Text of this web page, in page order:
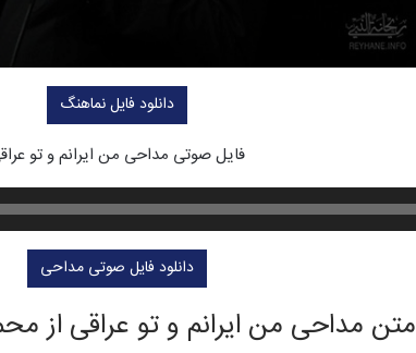
دانلود فایل نماهنگ
فایل صوتی مداحی من ایرانم و تو
دانلود فایل صوتی مداحی
متن مداحی من ایرانم و تو عراقی از